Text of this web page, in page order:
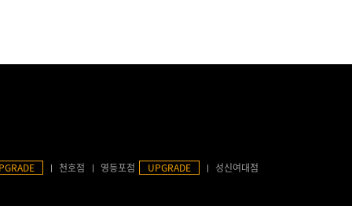
천호점 영등포점 UPGRADE 성신여대점